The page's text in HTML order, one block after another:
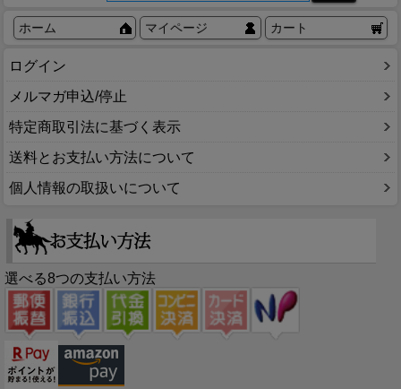
ホーム マイページ カート
ログイン
メルマガ申込/停止
特定商取引法に基づく表示
送料とお支払い方法について
個人情報の取扱いについて
選べる8つの支払い方法